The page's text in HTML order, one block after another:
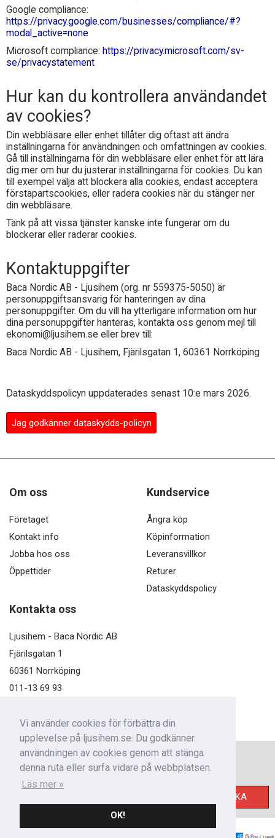
Vi använder cookies för förbättra din
upplevelse på ljusihem.se. Du godkänner
användningen av cookies genom att stänga
denna ruta eller surfa vidare på webbplatsen.
Läs mer »
OK!
Google compliance:
https://privacy.google.com/businesses/compliance/#?
modal_active=none
Microsoft compliance: https://privacy.microsoft.com/sv-
se/privacystatement
Hur kan du kontrollera användandet
av cookies?
Din webbläsare eller enhet tillåter dig oftast att ändra
inställningarna för användningen och omfattningen av cookies.
Gå till inställningarna för din webbläsare eller enhet för att lära
dig mer om hur du justerar inställningarna för cookies. Du kan
till exempel välja att blockera alla cookies, endast acceptera
förstapartscookies, eller radera cookies när du stänger ner
din webbläsare.
Tänk på att vissa tjänster kanske inte fungerar om du
blockerar eller raderar cookies.
Kontaktuppgifter
Baca Nordic AB - Ljusihem (org. nr 559375-5050) är
personuppgiftsansvarig för hanteringen av dina
personuppgifter. Om du vill ha ytterligare information om hur
dina personuppgifter hanteras, kontakta oss genom mejl till
ekonomi@ljusihem.se eller brev till:
Baca Nordic AB - Ljusihem, Fjärilsgatan 1, 60361 Norrköping
Dataskyddspolicyn uppdaterades senast 10:e mars 2026.
Jag godkänner dataskydds-policyn
Om oss
Företaget
Kontakt info
Jobba hos oss
Öppettider
Kundservice
Ångra köp
Köpinformation
Leveransvillkor
Returer
Dataskyddspolicy
Kontakta oss
Ljusihem - Baca Nordic AB
Fjärilsgatan 1
60361 Norrköping
011-13 69 93
Nyhetsbrev
SKICKA